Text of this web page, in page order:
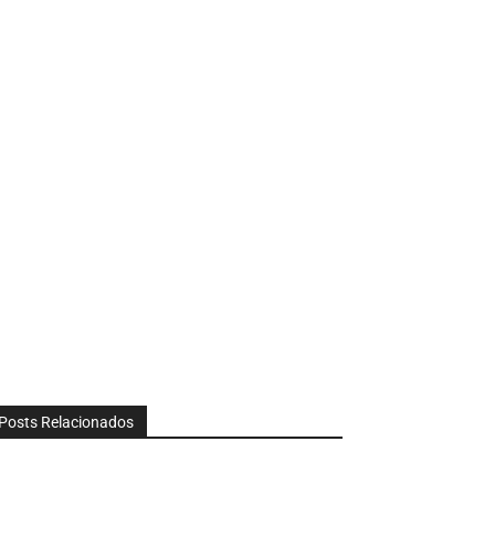
Relacionados